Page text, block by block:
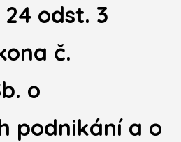
odst. 3
č.
o
podnikání a o